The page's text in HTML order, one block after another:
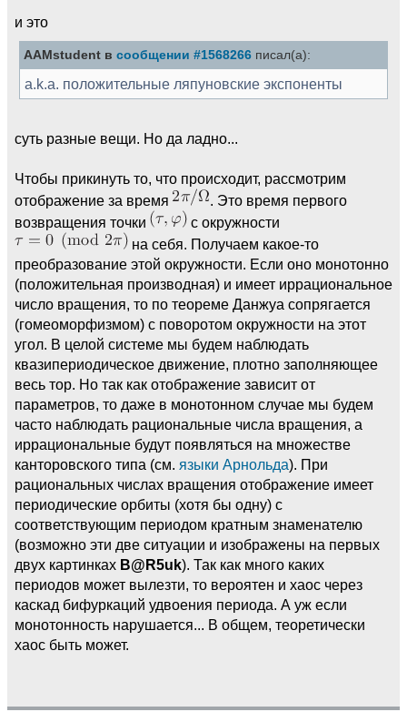
и это
AAMstudent в сообщении #1568266 писал(а):
a.k.a. положительные ляпуновские экспоненты
суть разные вещи. Но да ладно...
Чтобы прикинуть то, что происходит, рассмотрим
отображение за время
. Это время первого
возвращения точки
с окружности
на себя. Получаем какое-то
преобразование этой окружности. Если оно монотонно
(положительная производная) и имеет иррациональное
число вращения, то по теореме Данжуа сопрягается
(гомеоморфизмом) с поворотом окружности на этот
угол. В целой системе мы будем наблюдать
квазипериодическое движение, плотно заполняющее
весь тор. Но так как отображение зависит от
параметров, то даже в монотонном случае мы будем
часто наблюдать рациональные числа вращения, а
иррациональные будут появляться на множестве
канторовского типа (см. языки Арнольда). При
рациональных числах вращения отображение имеет
периодические орбиты (хотя бы одну) с
соответствующим периодом кратным знаменателю
(возможно эти две ситуации и изображены на первых
двух картинках B@R5uk). Так как много каких
периодов может вылезти, то вероятен и хаос через
каскад бифуркаций удвоения периода. А уж если
монотонность нарушается... В общем, теоретически
хаос быть может.